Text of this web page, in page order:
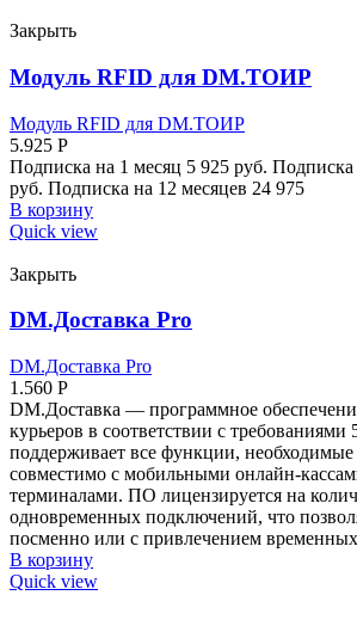
Закрыть
Модуль RFID для DM.ТОИР
Модуль RFID для DM.ТОИР
5.925 Р
Подписка на 1 месяц 5 925 руб. Подписка
руб. Подписка на 12 месяцев 24 975
В корзину
Quick view
Закрыть
DM.Доставка Pro
DM.Доставка Pro
1.560 Р
DM.Доставка — программное
курьеров в соответствии с
поддерживает все функции, необходимые
совместимо с мобильными онлайн-
терминалами. ПО лицензируется на
одновременных подключений, что
посменно или с привлечением
В корзину
Quick view